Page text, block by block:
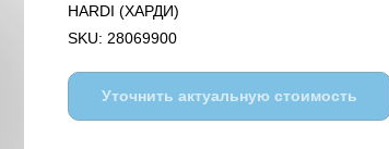
HARDI (ХАРДИ)
SKU: 28069900
Уточнить актуальную стоимость